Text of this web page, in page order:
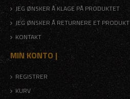
JEG ØNSKER Å KLAGE PÅ PRODUKTET
JEG ØNSKER Å RETURNERE ET PRODUKT
KONTAKT
MIN KONTO |
REGISTRER
KURV